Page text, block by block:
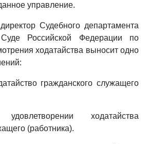
управление.
Судебного департамента
Российской Федерации по
ходатайства выносит одно
гражданского служащего
ходатайства
(работника).